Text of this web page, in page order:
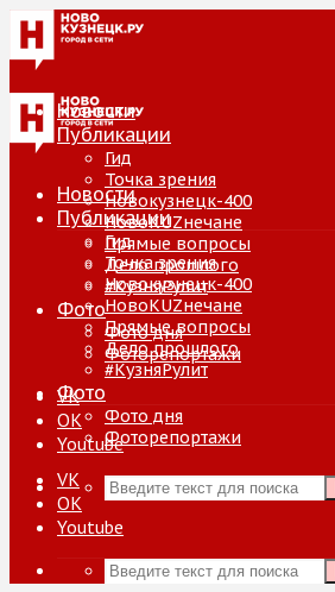
Новости
Публикации
Гид
Точка зрения
Новокузнецк-400
НовоKUZнечане
Прямые вопросы
Дело прошлого
#КузняРулит
Фото
Фото дня
Фоторепортажи
VK
ОК
Youtube
Новости
Публикации
Гид
Точка зрения
Новокузнецк-400
НовоKUZнечане
Прямые вопросы
Дело прошлого
#КузняРулит
Фото
Фото дня
Фоторепортажи
VK
ОК
Youtube